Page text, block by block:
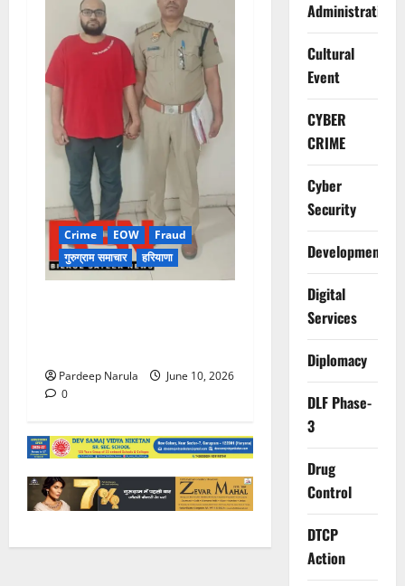
Crime EOW
Fraud
गुरुग्राम समाचार
हरियाणा
Pardeep Narula
June 10, 2026
0
Administration
Cultural
Event
CYBER
CRIME
Cyber
Security
Development
Digital
Services
Diplomacy
DLF Phase-
3
Drug
Control
DTCP
Action